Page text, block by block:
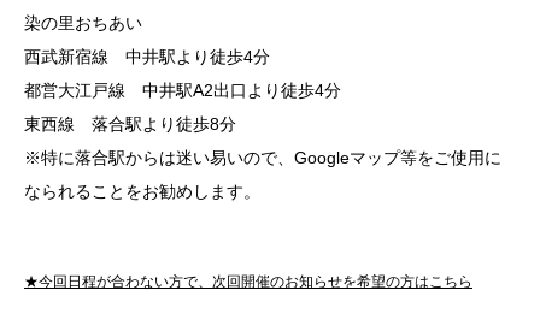
染の里おちあい
西武新宿線 中井駅より徒歩4分
都営大江戸線 中井駅A2出口より徒歩4分
東西線 落合駅より徒歩8分
※特に落合駅からは迷い易いので、Googleマップ等をご使用に
なられることをお勧めします。
★今回日程が合わない方で、次回開催のお知らせを希望の方はこちら